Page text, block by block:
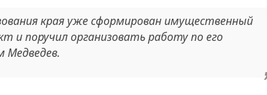
края уже сформирован имущественный
и поручил организовать работу по его
Медведев.